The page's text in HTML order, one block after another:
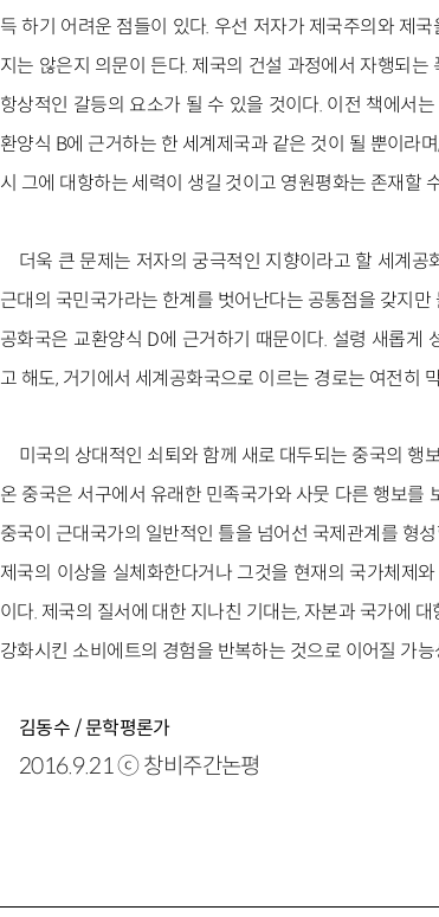
득 하기 어려운 점들이 있다. 우선 저자가 제국주의와 제
지는 않은지 의문이 든다. 제국의 건설 과정에서 자행되
항상적인 갈등의 요소가 될 수 있을 것이다. 이전 책에서
환양식 B에 근거하는 한 세계제국과 같은 것이 될 뿐이라
시 그에 대항하는 세력이 생길 것이고 영원평화는 존재할
더욱 큰 문제는 저자의 궁극적인 지향이라고 할 세계
근대의 국민국가라는 한계를 벗어난다는 공통점을 갖지
공화국은 교환양식 D에 근거하기 때문이다. 설령 새롭게
고 해도, 거기에서 세계공화국으로 이르는 경로는 여전히
미국의 상대적인 쇠퇴와 함께 새로 대두되는 중국의 행
온 중국은 서구에서 유래한 민족국가와 사뭇 다른 행보를
중국이 근대국가의 일반적인 틀을 넘어선 국제관계를 형
제국의 이상을 실체화한다거나 그것을 현재의 국가체제
이다. 제국의 질서에 대한 지나친 기대는, 자본과 국가에
강화시킨 소비에트의 경험을 반복하는 것으로 이어질 가
김동수 / 문학평론가
2016.9.21 ⓒ 창비주간논평